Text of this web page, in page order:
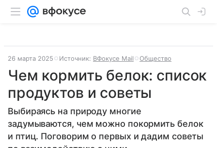
26 марта 2025 Источник: ВФокусе Mail Общество
Чем кормить белок: список
продуктов и советы
Выбираясь на природу многие
задумываются, чем можно покормить белок
и птиц. Поговорим о первых и дадим советы